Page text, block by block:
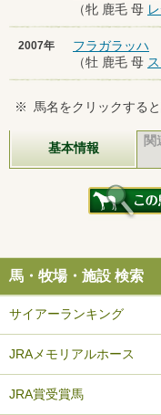
（牝 鹿毛 母
2007年
フラガラッハ
（牡 鹿毛 母
※ 馬名をクリックする
基本情報
関
馬・牧場・施設 検索
サイアーランキング
JRAメモリアルホース
JRA賞受賞馬